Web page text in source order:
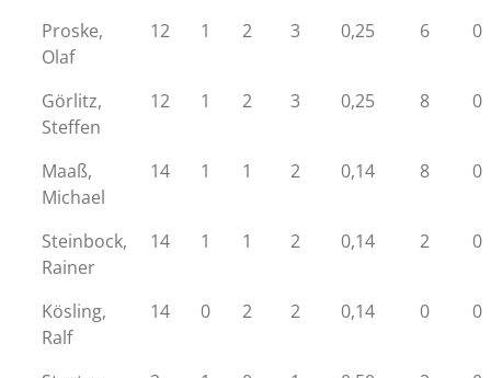
Proske,
Olaf
12 1 2 3 0,25 6 0
Görlitz,
Steffen
12 1 2 3 0,25 8 0
Maaß,
Michael
14 1 1 2 0,14 8 0
Steinbock,
Rainer
14 1 1 2 0,14 2 0
Kösling,
Ralf
14 0 2 2 0,14 0 0